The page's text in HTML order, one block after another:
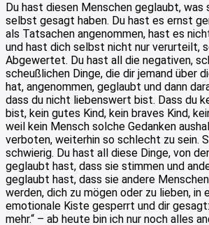
Du hast diesen Menschen geglaubt, was
selbst gesagt haben. Du hast es ernst
als Tatsachen angenommen, hast es
und hast dich selbst nicht nur verurteilt,
Abgewertet. Du hast all die negativen,
scheußlichen Dinge, die dir jemand über
hat, angenommen, geglaubt und dann
dass du nicht liebenswert bist. Dass du
bist, kein gutes Kind, kein braves Kind,
weil kein Mensch solche Gedanken
verboten, weiterhin so schlecht zu sein.
schwierig. Du hast all diese Dinge, von
geglaubt hast, dass sie stimmen und
geglaubt hast, dass sie andere
werden, dich zu mögen oder zu lieben, in
emotionale Kiste gesperrt und dir
mehr.“ – ab heute bin ich nur noch alles